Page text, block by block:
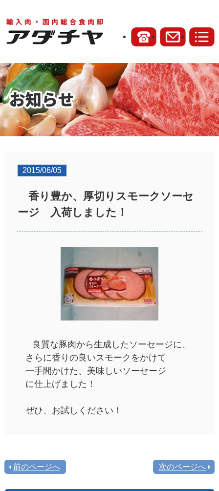
2015/06/05
香り豊か、厚切りスモークソーセ
ージ 入荷しました！
良質な豚肉から生成したソーセージに、
さらに香りの良いスモークをかけて
一手間かけた、美味しいソーセージ
に仕上げました！
ぜひ、お試しください！
前のページへ 次のページへ